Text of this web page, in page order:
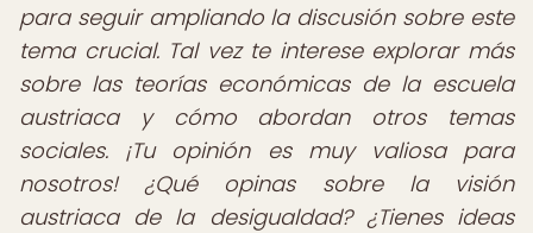
para seguir ampliando la discusión sobre este
tema crucial. Tal vez te interese explorar más
sobre las teorías económicas de la escuela
austriaca y cómo abordan otros temas
sociales. ¡Tu opinión es muy valiosa para
nosotros! ¿Qué opinas sobre la visión
austriaca de la desigualdad? ¿Tienes ideas